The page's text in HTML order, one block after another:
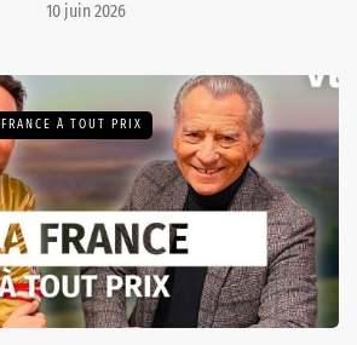
10 juin 2026
À TOUT PRIX